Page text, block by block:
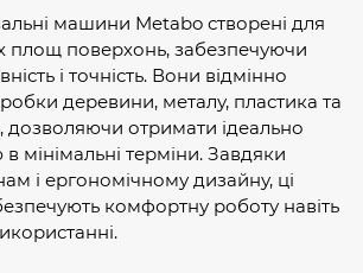
машини Metabo створені для
площ поверхонь, забезпечуючи
і точність. Вони відмінно
деревини, металу, пластика та
дозволяючи отримати ідеально
мінімальні терміни. Завдяки
і ергономічному дизайну, ці
комфортну роботу навіть